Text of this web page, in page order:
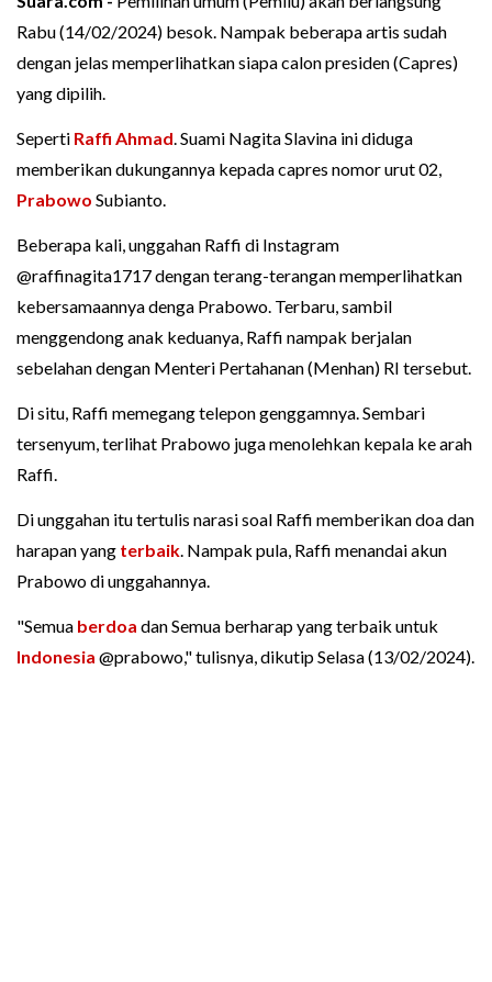
Rabu (14/02/2024) besok. Nampak beberapa artis sudah
dengan jelas memperlihatkan siapa calon presiden (Capres)
yang dipilih.
Seperti Raffi Ahmad. Suami Nagita Slavina ini diduga
memberikan dukungannya kepada capres nomor urut 02,
Prabowo Subianto.
Beberapa kali, unggahan Raffi di Instagram
@raffinagita1717 dengan terang-terangan memperlihatkan
kebersamaannya denga Prabowo. Terbaru, sambil
menggendong anak keduanya, Raffi nampak berjalan
sebelahan dengan Menteri Pertahanan (Menhan) RI tersebut.
Di situ, Raffi memegang telepon genggamnya. Sembari
tersenyum, terlihat Prabowo juga menolehkan kepala ke arah
Raffi.
Di unggahan itu tertulis narasi soal Raffi memberikan doa dan
harapan yang terbaik. Nampak pula, Raffi menandai akun
Prabowo di unggahannya.
"Semua berdoa dan Semua berharap yang terbaik untuk
Indonesia @prabowo," tulisnya, dikutip Selasa (13/02/2024).